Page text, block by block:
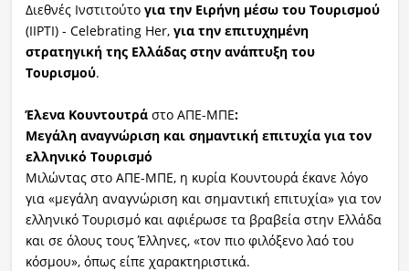
Διεθνές Ινστιτούτο για την Ειρήνη μέσω του Τουρισμού
(ΙΙΡΤΙ) - Celebrating Her, για την επιτυχημένη
στρατηγική της Ελλάδας στην ανάπτυξη του
Τουρισμού.
Έλενα Κουντουτρά στο ΑΠΕ-ΜΠΕ:
Μεγάλη αναγνώριση και σημαντική επιτυχία για τον
ελληνικό Τουρισμό
Μιλώντας στο ΑΠΕ-ΜΠΕ, η κυρία Κουντουρά έκανε λόγο
για «μεγάλη αναγνώριση και σημαντική επιτυχία» για τον
ελληνικό Τουρισμό και αφιέρωσε τα βραβεία στην Ελλάδα
και σε όλους τους Έλληνες, «τον πιο φιλόξενο λαό του
κόσμου», όπως είπε χαρακτηριστικά.